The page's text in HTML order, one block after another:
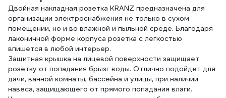
Двойная накладная розетка KRANZ предназначена для
организации электроснабжения не только в сухом
помещении, но и во влажной и пыльной среде. Благодаря
лаконичной форме корпуса розетка с легкостью
впишется в любой интерьер.
Защитная крышка на лицевой поверхности защищает
розетку от попадания брызг воды. Отлично подойдет для
дачи, ванной комнаты, бассейна и улицы, при наличии
навеса, защищающего от прямого попадания влаги.